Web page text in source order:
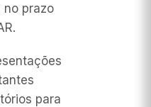
no prazo
para